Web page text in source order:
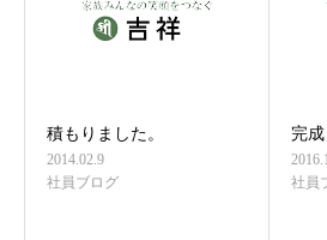
積もりました。
2014.02.9
社員ブログ
完成
社員